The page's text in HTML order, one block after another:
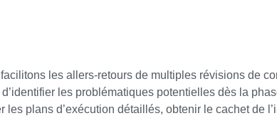
les allers-retours de multiples révisions de
les problématiques potentielles dès la
plans d’exécution détaillés, obtenir le cachet de